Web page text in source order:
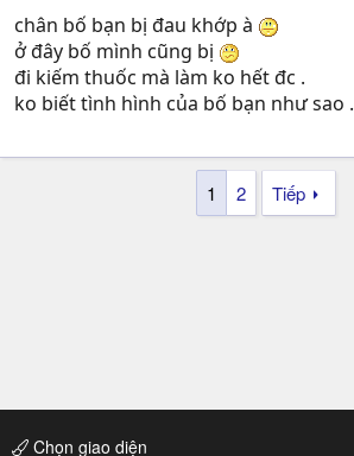
chân bố bạn bị đau khớp à
ở đây bố mình cũng bị
đi kiếm thuốc mà làm ko hết đc .
ko biết tình hình của bố bạn như sao .
1 2 Tiếp
Chọn giao diện